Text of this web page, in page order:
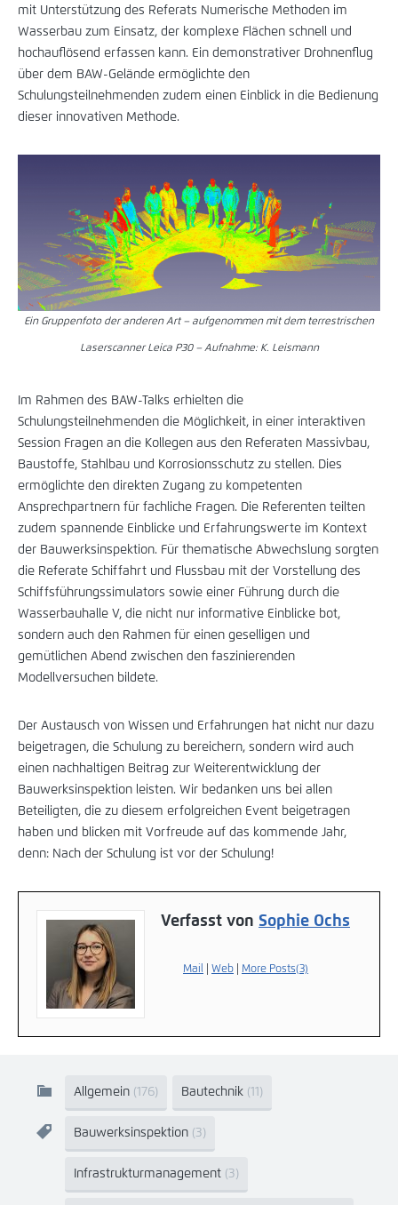
mit Unterstützung des Referats Numerische Methoden im
Wasserbau zum Einsatz, der komplexe Flächen schnell und
hochauflösend erfassen kann. Ein demonstrativer Drohnenflug
über dem BAW-Gelände ermöglichte den
Schulungsteilnehmenden zudem einen Einblick in die Bedienung
dieser innovativen Methode.
Ein Gruppenfoto der anderen Art – aufgenommen mit dem terrestrischen
Laserscanner Leica P30 – Aufnahme: K. Leismann
Im Rahmen des BAW-Talks erhielten die
Schulungsteilnehmenden die Möglichkeit, in einer interaktiven
Session Fragen an die Kollegen aus den Referaten Massivbau,
Baustoffe, Stahlbau und Korrosionsschutz zu stellen. Dies
ermöglichte den direkten Zugang zu kompetenten
Ansprechpartnern für fachliche Fragen. Die Referenten teilten
zudem spannende Einblicke und Erfahrungswerte im Kontext
der Bauwerksinspektion. Für thematische Abwechslung sorgten
die Referate Schiffahrt und Flussbau mit der Vorstellung des
Schiffsführungssimulators sowie einer Führung durch die
Wasserbauhalle V, die nicht nur informative Einblicke bot,
sondern auch den Rahmen für einen geselligen und
gemütlichen Abend zwischen den faszinierenden
Modellversuchen bildete.
Der Austausch von Wissen und Erfahrungen hat nicht nur dazu
beigetragen, die Schulung zu bereichern, sondern wird auch
einen nachhaltigen Beitrag zur Weiterentwicklung der
Bauwerksinspektion leisten. Wir bedanken uns bei allen
Beteiligten, die zu diesem erfolgreichen Event beigetragen
haben und blicken mit Vorfreude auf das kommende Jahr,
denn: Nach der Schulung ist vor der Schulung!
Verfasst von Sophie Ochs
Mail Web More Posts(3)
Allgemein (176) Bautechnik (11)
Bauwerksinspektion (3)
Infrastrukturmanagement (3)